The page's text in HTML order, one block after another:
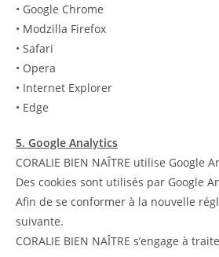
• Google Chrome
• Modzilla Firefox
• Safari
• Opera
• Internet Explorer
• Edge
5. Google Analytics
CORALIE BIEN NAÎTRE utilise
Des cookies sont utilisés par Google
Afin de se conformer à la nouvelle
suivante.
CORALIE BIEN NAÎTRE s’engage à